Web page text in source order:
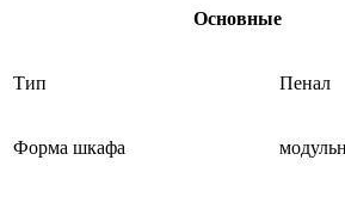
Основные
Тип Пенал
Форма шкафа